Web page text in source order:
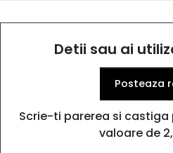
Detii sau ai
Posteaza
Scrie-ti parerea si
valoare de